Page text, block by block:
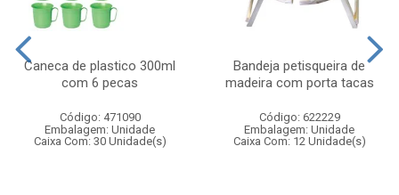
Caneca de plastico 300ml
com 6 pecas
Código: 471090
Embalagem: Unidade
Caixa Com: 30 Unidade(s)
Bandeja petisqueira de
madeira com porta tacas
Código: 622229
Embalagem: Unidade
Caixa Com: 12 Unidade(s)